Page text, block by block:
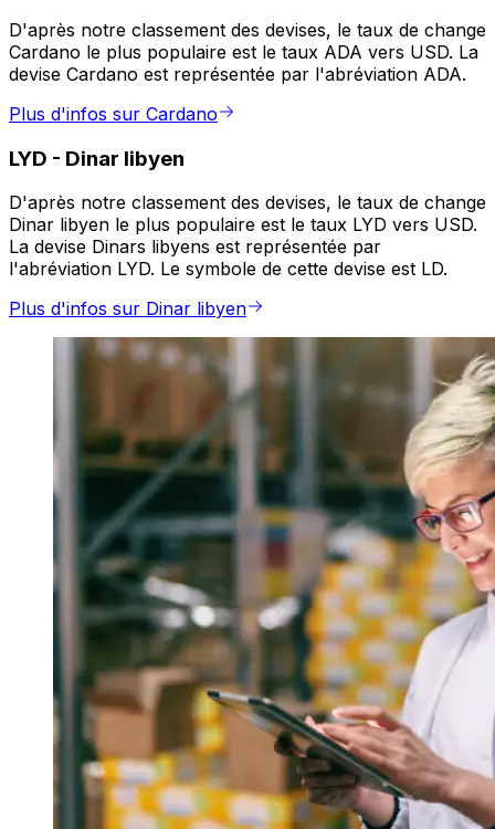
D'après notre classement des devises, le taux de change
Cardano le plus populaire est le taux ADA vers USD. La
devise Cardano est représentée par l'abréviation ADA.
Plus d'infos sur Cardano
LYD - Dinar libyen
D'après notre classement des devises, le taux de change
Dinar libyen le plus populaire est le taux LYD vers USD.
La devise Dinars libyens est représentée par
l'abréviation LYD. Le symbole de cette devise est LD.
Plus d'infos sur Dinar libyen